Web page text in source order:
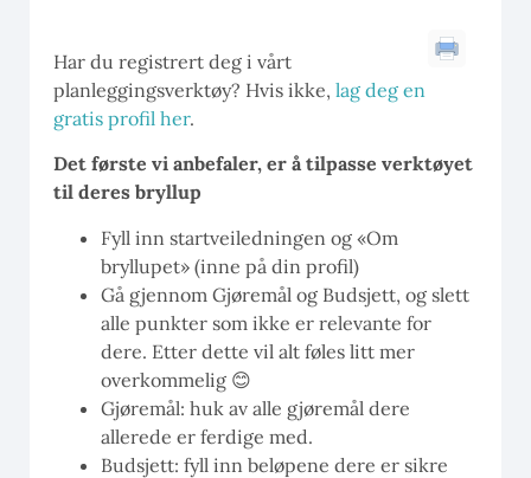
Har du registrert deg i vårt
planleggingsverktøy? Hvis ikke, lag deg en
gratis profil her.
Det første vi anbefaler, er å tilpasse verktøyet
til deres bryllup
Fyll inn startveiledningen og «Om
bryllupet» (inne på din profil)
Gå gjennom Gjøremål og Budsjett, og slett
alle punkter som ikke er relevante for
dere. Etter dette vil alt føles litt mer
overkommelig 😊
Gjøremål: huk av alle gjøremål dere
allerede er ferdige med.
Budsjett: fyll inn beløpene dere er sikre